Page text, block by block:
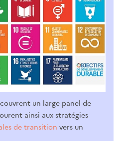
un large panel de
ainsi aux stratégies
de transition vers un